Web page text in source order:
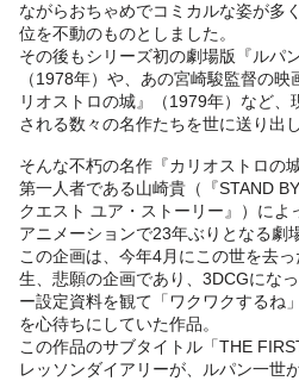
ながらおちゃめでコミカルな姿が多
位を不動のものとしました。
その後もシリーズ初の劇場版『ルパ
（1978年）や、あの宮崎駿監督の
リオストロの城』（1979年）など
される数々の名作たちを世に送り出
そんな不朽の名作『カリオストロの
第一人者である山崎貴（『STAND
クエスト ユア・ストーリー』）によ
アニメーションで23年ぶりとなる劇
この企画は、今年4月にこの世を去
生、悲願の企画であり、3DCGにな
ー設定資料を観て「ワクワクするね
を心待ちにしていた作品。
この作品のサブタイトル「THE
レッソンダイアリーが、ルパン一世